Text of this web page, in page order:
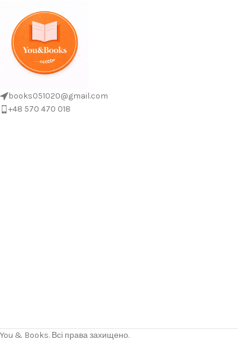
books051020@gmail.com
+48 570 470 018
You & Books. Всі права захищено.